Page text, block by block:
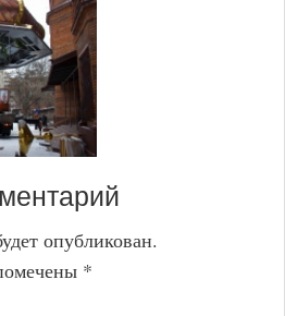
опубликован.
*